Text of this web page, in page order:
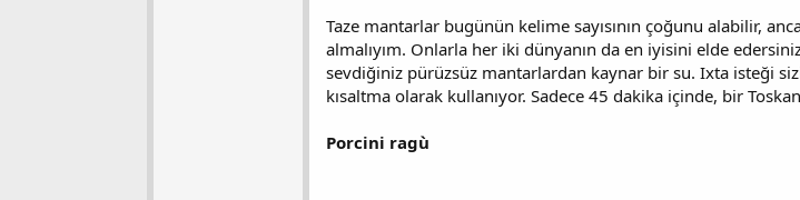
Taze mantarlar bugünün kelime sayısının çoğunu alabilir,
almalıyım. Onlarla her iki dünyanın da en iyisini elde
sevdiğiniz pürüzsüz mantarlardan kaynar bir su. Ixta isteği
kısaltma olarak kullanıyor. Sadece 45 dakika içinde, bir
Porcini ragù